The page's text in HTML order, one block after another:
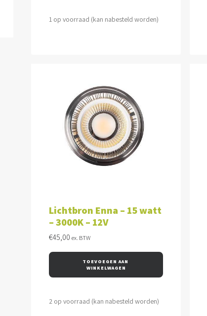
1 op voorraad (kan nabesteld worden)
Lichtbron Enna – 15 watt
– 3000K – 12V
€45,00 ex. BTW
TOEVOEGEN AAN
WINKELWAGEN
2 op voorraad (kan nabesteld worden)